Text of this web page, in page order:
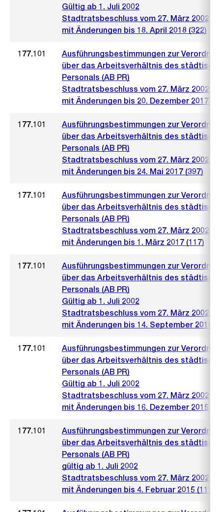
Gültig ab 1. Juli 2002
Stadtratsbeschluss vom 27. März 2002
mit Änderungen bis 18. April 2018 (322)
177.101
Ausführungsbestimmungen zur
über das Arbeitsverhältnis des
Personals (AB PR)
Stadtratsbeschluss vom 27. März 2002
mit Änderungen bis 20. Dezember 2017
177.101
Ausführungsbestimmungen zur
über das Arbeitsverhältnis des
Personals (AB PR)
Stadtratsbeschluss vom 27. März 2002
mit Änderungen bis 24. Mai 2017 (397)
177.101
Ausführungsbestimmungen zur
über das Arbeitsverhältnis des
Personals (AB PR)
Stadtratsbeschluss vom 27. März 2002
mit Änderungen bis 1. März 2017 (117)
177.101
Ausführungsbestimmungen zur
über das Arbeitsverhältnis des
Personals (AB PR)
Gültig ab 1. Juli 2002
Stadtratsbeschluss vom 27. März 2002
mit Änderungen bis 14. September 2016
177.101
Ausführungsbestimmungen zur
über das Arbeitsverhältnis des
Personals (AB PR)
Gültig ab 1. Juli 2002
Stadtratsbeschluss vom 27. März 2002
mit Änderungen bis 16. Dezember 2015
177.101
Ausführungsbestimmungen zur
über das Arbeitsverhältnis des
Personals (AB PR)
gültig ab 1. Juli 2002
Stadtratsbeschluss vom 27. März 2002
mit Änderungen bis 4. Februar 2015 (111)